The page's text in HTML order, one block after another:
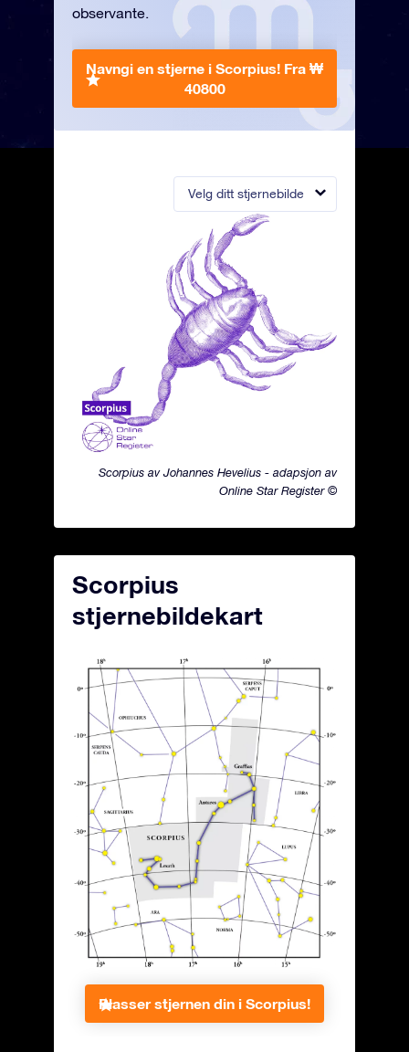
Velg ditt stjernebilde
Scorpius av Johannes Hevelius - adapsjon av
Online Star Register ©
observante.
Navngi en stjerne i Scorpius! Fra ₩
40800
Scorpius
stjernebildekart
Plasser stjernen din i Scorpius!